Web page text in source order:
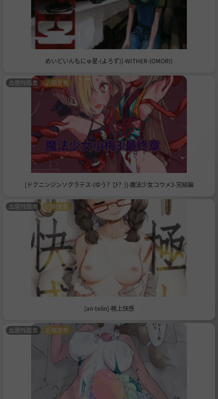
めいどいんもにゅ星-(よろず)]-WITHER-(OMORI)
[ドクニンジンソクラテス-(ゆう？ひ？)]-魔法少女コウメ3-完結編
血腥残酷类 近期发布
[an-telin]-極上快感
血腥残酷类 近期发布
血腥残酷类 近期发布